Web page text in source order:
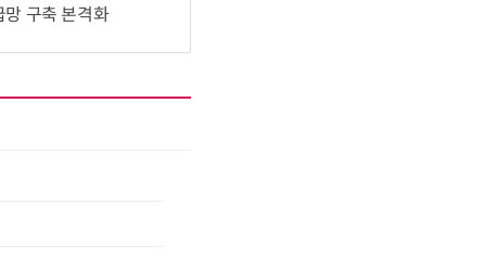
구축 본격화